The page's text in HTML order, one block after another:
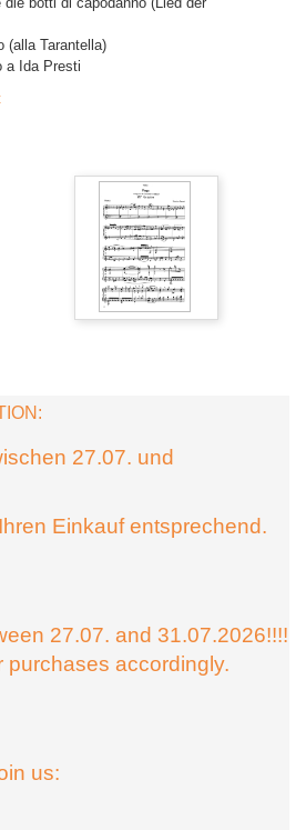
(alla Tarantella)
a Ida Presti
27.07. und
Einkauf entsprechend.
27.07. and 31.07.2026!!!!
purchases accordingly.
us: